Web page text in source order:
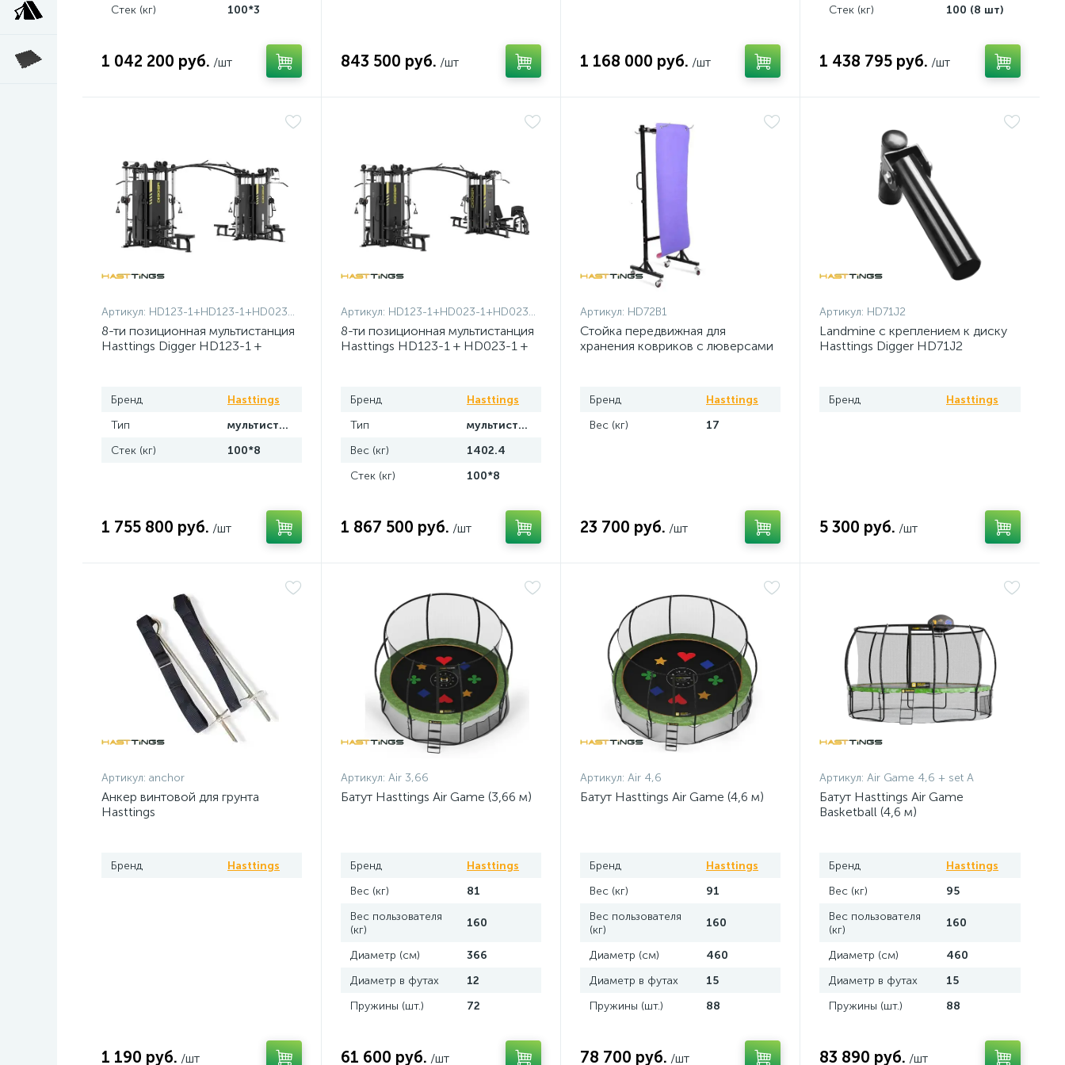
Стек (кг)
100*3
1 042 200 руб. /шт 843 500 руб. /шт 1 168 000 руб. /шт
Стек (кг)
100 (8 шт)
1 438 795 руб. /шт
Артикул: HD123-1+HD123-1+HD023OPT-1
8-ти позиционная мультистанция
Hasttings Digger HD123-1 +
Бренд
Hasttings
Тип
мультистанция
Стек (кг)
100*8
1 755 800 руб. /шт
Артикул: HD123-1+HD023-1+HD023OPT-1
8-ти позиционная мультистанция
Hasttings HD123-1 + HD023-1 +
Бренд
Hasttings
Тип
мультистанция
Вес (кг)
1402.4
Стек (кг)
100*8
1 867 500 руб. /шт
Артикул: HD72B1
Cтойка передвижная для
хранения ковриков с люверсами
Бренд
Hasttings
Вес (кг)
17
23 700 руб. /шт
Артикул: HD71J2
Landmine с креплением к диску
Hasttings Digger HD71J2
Бренд Hasttings
5 300 руб. /шт
Артикул: anchor
Анкер винтовой для грунта
Hasttings
Бренд Hasttings
1 190 руб. /шт
Артикул: Air 3,66
Батут Hasttings Air Game (3,66 м)
Бренд
Hasttings
Вес (кг)
81
Вес пользователя
(кг)
160
Диаметр (см)
366
Диаметр в футах
12
Пружины (шт.)
72
61 600 руб. /шт
Артикул: Air 4,6
Батут Hasttings Air Game (4,6 м)
Бренд
Hasttings
Вес (кг)
91
Вес пользователя
(кг)
160
Диаметр (см)
460
Диаметр в футах
15
Пружины (шт.)
88
78 700 руб. /шт
Артикул: Air Game 4,6 + set A
Батут Hasttings Air Game
Basketball (4,6 м)
Бренд
Hasttings
Вес (кг)
95
Вес пользователя
(кг)
160
Диаметр (см)
460
Диаметр в футах
15
Пружины (шт.)
88
83 890 руб. /шт